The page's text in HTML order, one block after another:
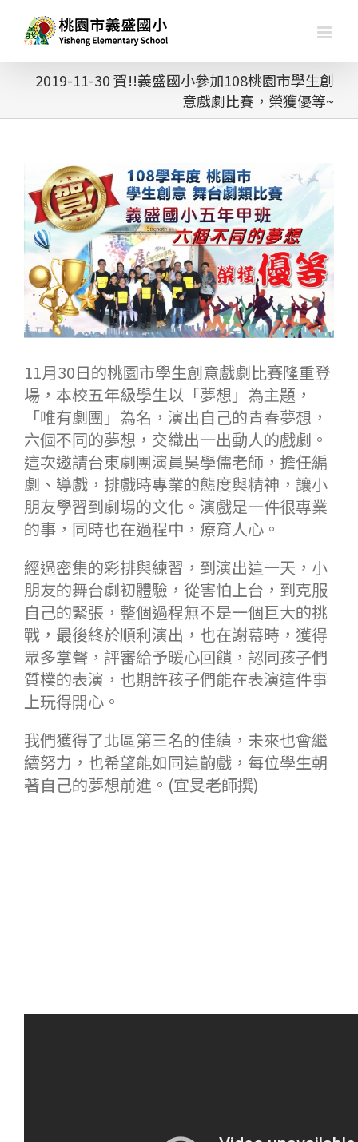
2019-11-30 賀!!義盛國小參加108桃園市學生創
意戲劇比賽，榮獲優等~
看
圖
11月30日的桃園市學生創意戲劇比賽隆重登
場，本校五年級學生以「夢想」為主題，
「唯有劇團」為名，演出自己的青春夢想，
六個不同的夢想，交織出一出動人的戲劇。
這次邀請台東劇團演員吳學儒老師，擔任編
劇、導戲，排戲時專業的態度與精神，讓小
朋友學習到劇場的文化。演戲是一件很專業
的事，同時也在過程中，療育人心。
經過密集的彩排與練習，到演出這一天，小
朋友的舞台劇初體驗，從害怕上台，到克服
自己的緊張，整個過程無不是一個巨大的挑
戰，最後終於順利演出，也在謝幕時，獲得
眾多掌聲，評審給予暖心回饋，認同孩子們
質樸的表演，也期許孩子們能在表演這件事
上玩得開心。
我們獲得了北區第三名的佳績，未來也會繼
續努力，也希望能如同這齣戲，每位學生朝
著自己的夢想前進。(宜旻老師撰)